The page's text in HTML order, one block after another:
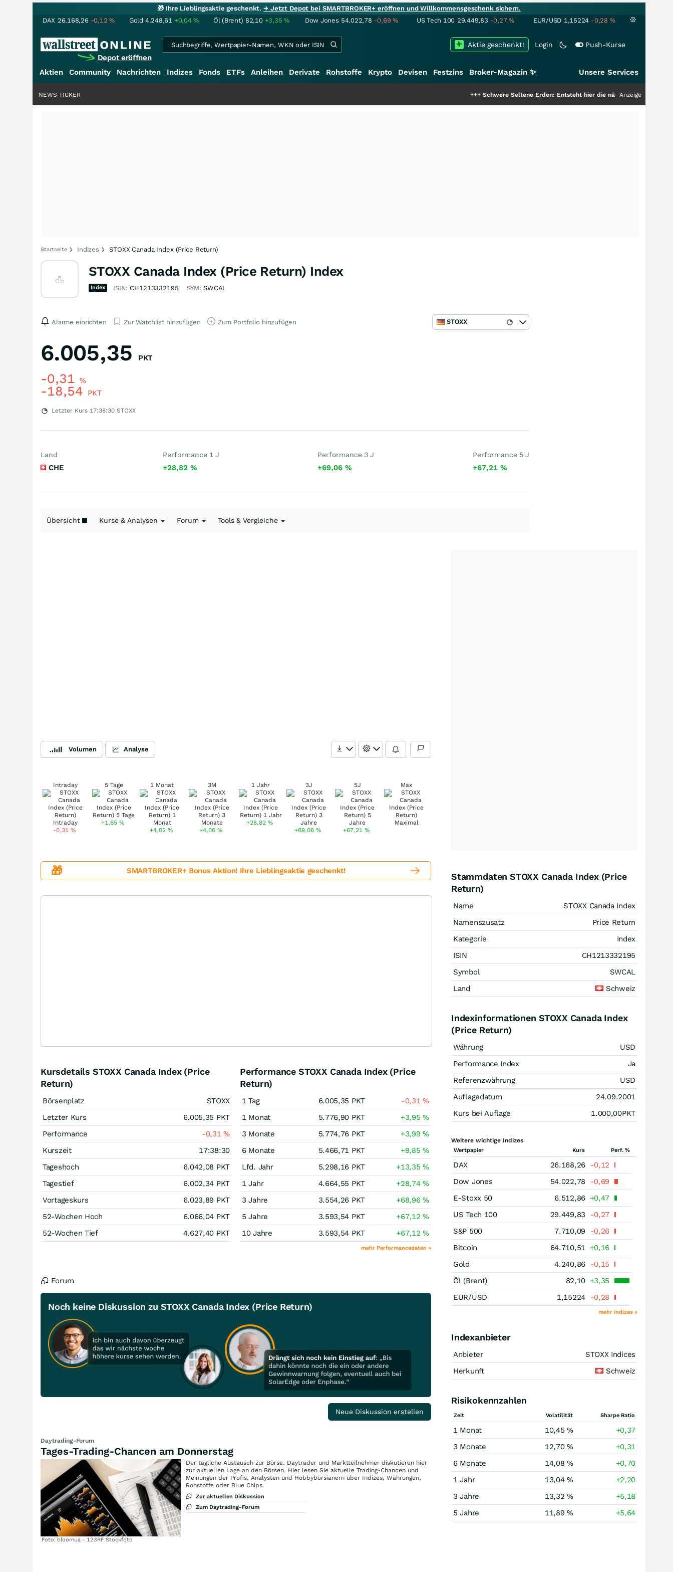
🎁 Ihre Lieblingsaktie geschenkt.→ Jetzt Depot bei SMARTBROKER+ eröffnen und Willkommensgeschenk sichern.
DAX 26.168,26 -0,12% Gold 4.248,61 +0,04% Öl (Brent) 82,10 +3,35% Dow Jones 54.022,78 -0,69% US Tech 100 29.449,83 -0,27% EUR/USD 1,15224 -0,28 %
Depot eröffnen
Login Push-Kurse
Aktie geschenkt!
Aktien Community Nachrichten Indizes Fonds ETFs Anleihen Derivate Rohstoffe Krypto Devisen Festzins Broker-Magazin ✨ Unsere Services
Schwere Seltene Erden: Entsteht hier die nächste Milliardenstory?
Anzeige
NEWS TICKER
Startseite Indizes STOXX Canada Index (Price Return)
STOXX Canada Index (Price Return) Index
Index ISIN: CH1213332195 SYM: SWCAL
Alarme einrichten Zur Watchlist hinzufügen Zum Portfolio hinzufügen STOXX
6.005,35 PKT
-0,31 %
-18,54 PKT
Letzter Kurs 17:38:30 STOXX
Land
CHE
Performance 1 J
+28,82 %
Performance 3 J
+69,06%
Performance 5 J
+67,21 %
Übersicht Kurse & Analysen Forum Tools & Vergleiche
Volumen Analyse
Intraday
-0,31 %
5 Tage
+1,65%
1 Monat
+4,02 %
3M
+4,06%
1 Jahr
+28,82%
3J
+69,06%
5J
+67,21%
Max
🎁 SMARTBROKER+ Bonus Aktion! Ihre Lieblingsaktie geschenkt!
Kursdetails STOXX Canada Index (Price
Return)
Börsenplatz
STOXX
Letzter Kurs
6.005,35 PKT
Performance
-0,31%
Kurszeit
17:38:30
Tageshoch
6.042,08 PKT
Tagestief
6.002,34 PKT
Vortageskurs
6.023,89 PKT
52-Wochen Hoch
6.066,04 PKT
52-Wochen Tief
4.627,40 PKT
Performance STOXX Canada Index (Price
Return)
1 Tag 6.005,35 PKT -0,31%
1 Monat
5.776,90 PKT +3,95%
3 Monate
5.774,76 PKT +3,99%
6 Monate
5.466,71 PKT +9,85%
Lfd. Jahr
5.298,16 PKT +13,35%
1 Jahr
4.664,55 PKT +28,74%
3 Jahre
3.554,26 PKT +68,96%
5 Jahre
3.593,54 PKT +67,12%
10 Jahre
3.593,54 PKT +67,12%
mehr Performancedaten »
Forum
Noch keine Diskussion zu STOXX Canada Index (Price Return)
Neue Diskussion erstellen
Daytrading-Forum
Tages-Trading-Chancen am Donnerstag
Foto: bloomua - 123RF Stockfoto
Der tägliche Austausch zur Börse. Daytrader und Marktteilnehmer diskutieren hier
zur aktuellen Lage an den Börsen. Hier lesen Sie aktuelle Trading-Chancen und
Meinungen der Profis, Analysten und Hobbybörsianern über Indizes, Währungen,
Rohstoffe oder Blue Chips.
Zur aktuellen Diskussion
Zum Daytrading-Forum
Stammdaten STOXX Canada Index (Price
Return)
Name
STOXX Canada Index
Namenszusatz
Price Return
Kategorie
Index
ISIN
CH1213332195
Symbol
SWCAL
Land
Schweiz
Indexinformationen STOXX Canada Index
(Price Return)
Währung
USD
Performance Index
Ja
Referenzwährung
USD
Auflagedatum
24.09.2001
Kurs bei Auflage
1.000,00PKT
Weitere wichtige Indizes
Wertpapier Kurs Perf. %
DAX 26.168,26
-0,12
Dow Jones
54.022,78
-0,69
E-Stoxx 50
6.512,86 +0,47
US Tech 100
29.449,83
-0,27
S&P 500
7.710,09
-0,26
Bitcoin
64.710,51 +0,16
Gold
4.240,86
-0,15
Öl (Brent)
82,10 +3,35
EUR/USD
1,15224 -0,28
mehr Indizes »
Indexanbieter
Anbieter
STOXX Indices
Herkunft
Schweiz
Risikokennzahlen
Zeit Volatilität Sharpe Ratio
1 Monat 10,45 %
+0,37
3 Monate
12,70 %
+0,31
6 Monate
14,08 %
+0,70
1 Jahr
13,04 %
+2,20
3 Jahre
13,32 %
+5,18
5 Jahre
11,89 % +5,64